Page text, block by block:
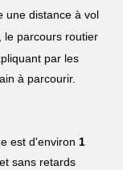
une distance à vol
le parcours routier
par les
à parcourir.
est d'environ1
sans retards